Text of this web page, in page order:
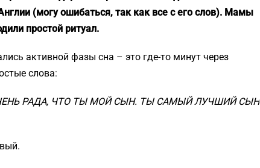
(могу ошибаться, так как все с его слов). Мамы
простой ритуал.
активной фазы сна – это где-то минут через
слова:
РАДА, ЧТО ТЫ МОЙ СЫН. ТЫ САМЫЙ ЛУЧШИЙ СЫН